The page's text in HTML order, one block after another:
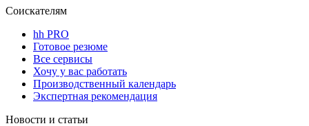
Соискателям
hh PRO
Готовое резюме
Все сервисы
Хочу у вас работать
Производственный календарь
Экспертная рекомендация
Новости и статьи